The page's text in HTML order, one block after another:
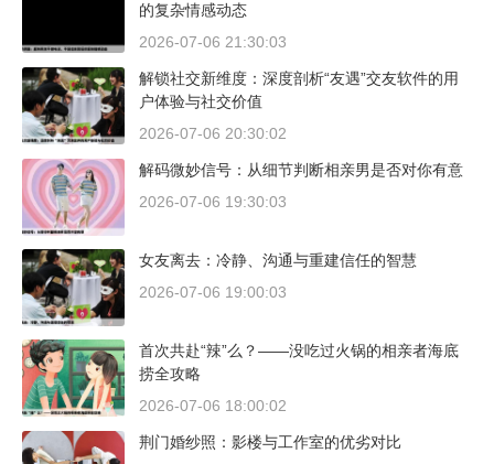
的复杂情感动态
2026-07-06 21:30:03
解锁社交新维度：深度剖析“友遇”交友软件的用
户体验与社交价值
2026-07-06 20:30:02
解码微妙信号：从细节判断相亲男是否对你有意
2026-07-06 19:30:03
女友离去：冷静、沟通与重建信任的智慧
2026-07-06 19:00:03
首次共赴“辣”么？——没吃过火锅的相亲者海底
捞全攻略
2026-07-06 18:00:02
荆门婚纱照：影楼与工作室的优劣对比